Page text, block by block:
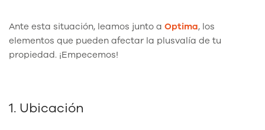
Ante esta situación, leamos junto a Optima, los
elementos que pueden afectar la plusvalía de tu
propiedad. ¡Empecemos!
1. Ubicación